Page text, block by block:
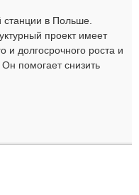
станции в Польше.
проект имеет
и долгосрочного роста и
помогает снизить